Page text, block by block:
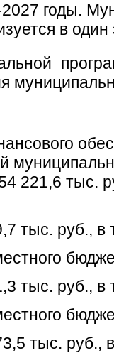
годы.
в один
221,6 тыс.
тыс. руб., в
тыс. руб., в
тыс. руб.,